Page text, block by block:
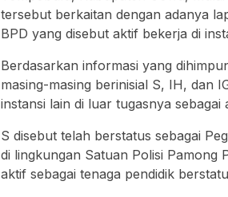
tersebut berkaitan dengan adanya
BPD yang disebut aktif bekerja di
Berdasarkan informasi yang
masing-masing berinisial S, IH, dan
instansi lain di luar tugasnya sebagai
S disebut telah berstatus sebagai
di lingkungan Satuan Polisi Pamong
aktif sebagai tenaga pendidik